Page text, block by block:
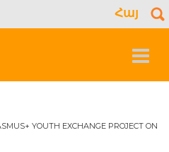
Հայ
Toggle
YOUTH EXCHANGE PROJECT ON